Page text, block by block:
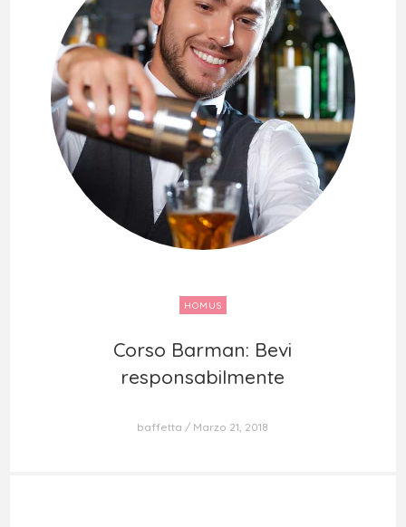
HOMUS
Corso Barman: Bevi
responsabilmente
Corso Barman: Bevi
responsabilmente
baffetta Marzo 21, 2018